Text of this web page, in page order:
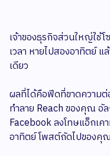
เจ้าของธุรกิจส่วนใหญ่ใช้
เวลา หายไปสองอาทิตย์
เดียว
ผลที่ได้คือฟีดที่ขาดความต่
ทำลาย Reach ของคุณ อั
Facebook ลงโทษแอ็กเ
อาทิตย์ โพสต์ถัดไปของคุ